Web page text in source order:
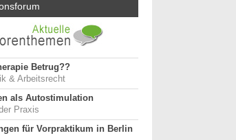
Betrug??
& Arbeitsrecht
als Autostimulation
Praxis
für Vorpraktikum in Berlin